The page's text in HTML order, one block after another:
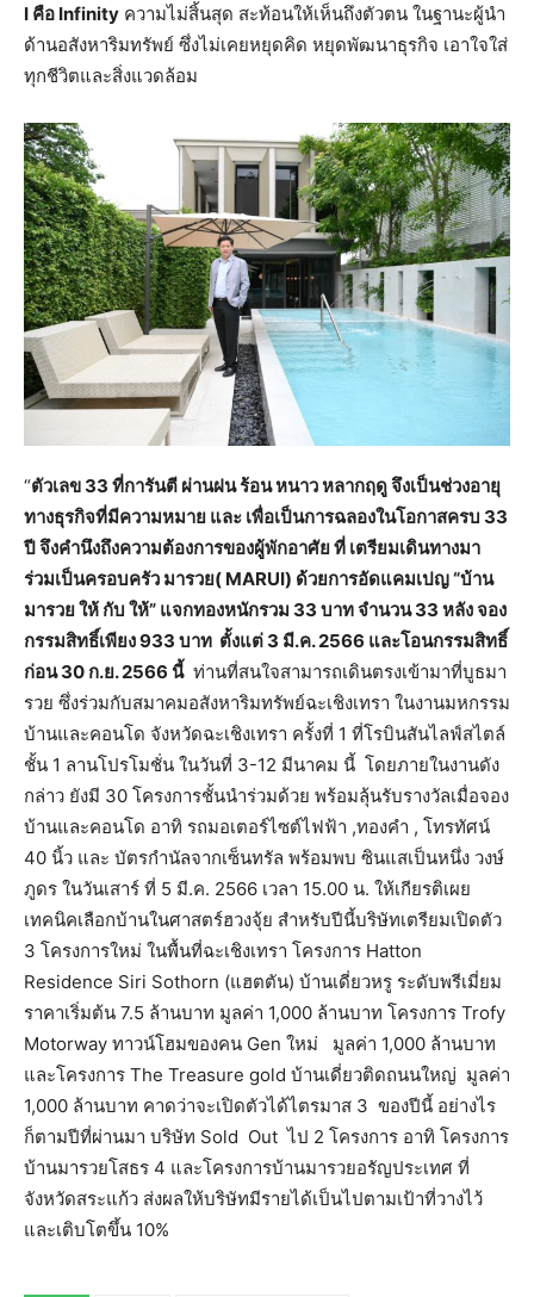
I คือ Infinity ความไม่สิ้นสุด สะท้อนให้เห็นถึงตัวตน ในฐานะผู้นำ
ด้านอสังหาริมทรัพย์ ซึ่งไม่เคยหยุดคิด หยุดพัฒนาธุรกิจ เอาใจใส่
ทุกชีวิตและสิ่งแวดล้อม
“ตัวเลข 33 ที่การันตี ผ่านฝน ร้อน หนาว หลากฤดู จึงเป็นช่วงอายุ
ทางธุรกิจที่มีความหมาย และ เพื่อเป็นการฉลองในโอกาสครบ 33
ปี จึงคำนึงถึงความต้องการของผู้พักอาศัย ที่ เตรียมเดินทางมา
ร่วมเป็นครอบครัว มารวย( MARUI) ด้วยการอัดแคมเปญ “บ้าน
มารวย ให้ กับ ให้” แจกทองหนักรวม 33 บาท จำนวน 33 หลัง จอง
กรรมสิทธิ์เพียง 933 บาท ตั้งแต่ 3 มี.ค. 2566 และโอนกรรมสิทธิ์
ก่อน 30 ก.ย. 2566 นี้ท่านที่สนใจสามารถเดินตรงเข้ามาที่บูธมา
รวย ซึ่งร่วมกับสมาคมอสังหาริมทรัพย์ฉะเชิงเทรา ในงานมหกรรม
บ้านและคอนโด จังหวัดฉะเชิงเทรา ครั้งที่ 1 ที่โรบินสันไลฟ์สไตล์
ชั้น 1 ลานโปรโมชั่น ในวันที่ 3-12 มีนาคม นี้ โดยภายในงานดัง
กล่าว ยังมี 30 โครงการชั้นนำร่วมด้วย พร้อมลุ้นรับรางวัลเมื่อจอง
บ้านและคอนโด อาทิ รถมอเตอร์ไซต์ไฟฟ้า ,ทองคำ , โทรทัศน์
40 นิ้ว และ บัตรกำนัลจากเซ็นทรัล พร้อมพบ ซินแสเป็นหนึ่ง วงษ์
ภูดร ในวันเสาร์ ที่ 5 มี.ค. 2566 เวลา 15.00 น. ให้เกียรติเผย
เทคนิคเลือกบ้านในศาสตร์ฮวงจุ้ย สำหรับปีนี้บริษัทเตรียมเปิดตัว
3 โครงการใหม่ ในพื้นที่ฉะเชิงเทรา โครงการ Hatton
Residence Siri Sothorn (แฮตตัน) บ้านเดี่ยวหรู ระดับพรีเมี่ยม
ราคาเริ่มต้น 7.5 ล้านบาท มูลค่า 1,000 ล้านบาท โครงการ Trofy
Motorway ทาวน์โฮมของคน Gen ใหม่ มูลค่า 1,000 ล้านบาท
และโครงการ The Treasure gold บ้านเดี่ยวติดถนนใหญ่ มูลค่า
1,000 ล้านบาท คาดว่าจะเปิดตัวได้ไตรมาส 3 ของปีนี้ อย่างไร
ก็ตามปีที่ผ่านมา บริษัท Sold Out ไป 2 โครงการ อาทิ โครงการ
บ้านมารวยโสธร 4 และโครงการบ้านมารวยอรัญประเทศ ที่
จังหวัดสระแก้ว ส่งผลให้บริษัทมีรายได้เป็นไปตามเป้าที่วางไว้
และเติบโตขึ้น 10%